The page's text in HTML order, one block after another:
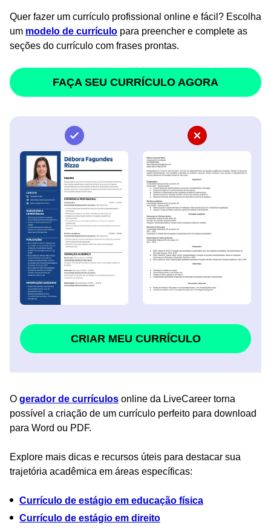
Quer fazer um currículo profissional online e fácil? Escolha
um modelo de currículo para preencher e complete as
seções do currículo com frases prontas.
FAÇA SEU CURRÍCULO AGORA
CRIAR MEU CURRÍCULO
O gerador de currículos online da LiveCareer torna
possível a criação de um currículo perfeito para download
para Word ou PDF.
Explore mais dicas e recursos úteis para destacar sua
trajetória acadêmica em áreas específicas:
Currículo de estágio em educação física
Currículo de estágio em direito